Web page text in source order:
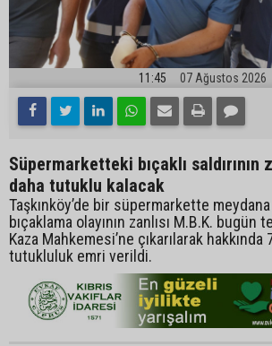
11:45 07 Ağustos 2026
Süpermarketteki bıçaklı saldırının
daha tutuklu kalacak
Taşkınköy’de bir süpermarkette
bıçaklama olayının zanlısı M.B.K. bugün
Kaza Mahkemesi’ne çıkarılarak hakkında
tutukluluk emri verildi.